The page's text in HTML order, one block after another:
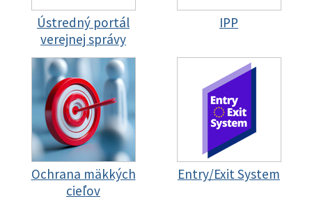
Ústredný portál
verejnej správy
IPP
Ochrana mäkkých
cieľov
Entry/Exit System